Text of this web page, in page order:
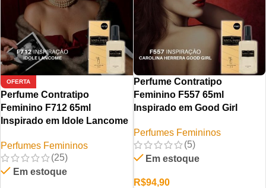
OFERTA
Perfume Contratipo
Feminino F712 65ml
Inspirado em Idole Lancome
Perfumes Femininos
(25)
Em estoque
Perfume Contratipo
Feminino F557 65ml
Inspirado em Good Girl
Perfumes Femininos
(5)
Em estoque
R$94,90